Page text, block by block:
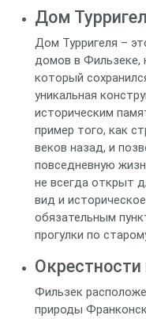
Дом
Дом Турригеля –
домов в Фильзеке,
который
уникальная
историческим
пример того, как
веков назад, и
повседневную
не всегда открыт
вид и
обязательным
прогулки по
Окрестности
Фильзек
природы